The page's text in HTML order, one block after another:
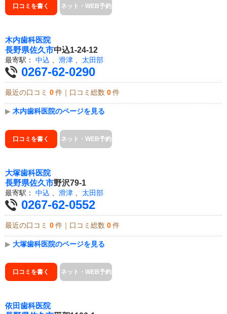
口コミを書く ネット・WEB予約
木内歯科医院
長野県佐久市中込1-24-12
最寄駅： 中込 滑津 太田部
0267-62-0290
最近の口コミ 0 件｜口コミ総数 0 件
▶ 木内歯科医院のページを見る
口コミを書く ネット・WEB予約
大塚歯科医院
長野県佐久市野沢79-1
最寄駅： 中込 滑津 太田部
0267-62-0552
最近の口コミ 0 件｜口コミ総数 0 件
▶ 大塚歯科医院のページを見る
口コミを書く ネット・WEB予約
依田歯科医院